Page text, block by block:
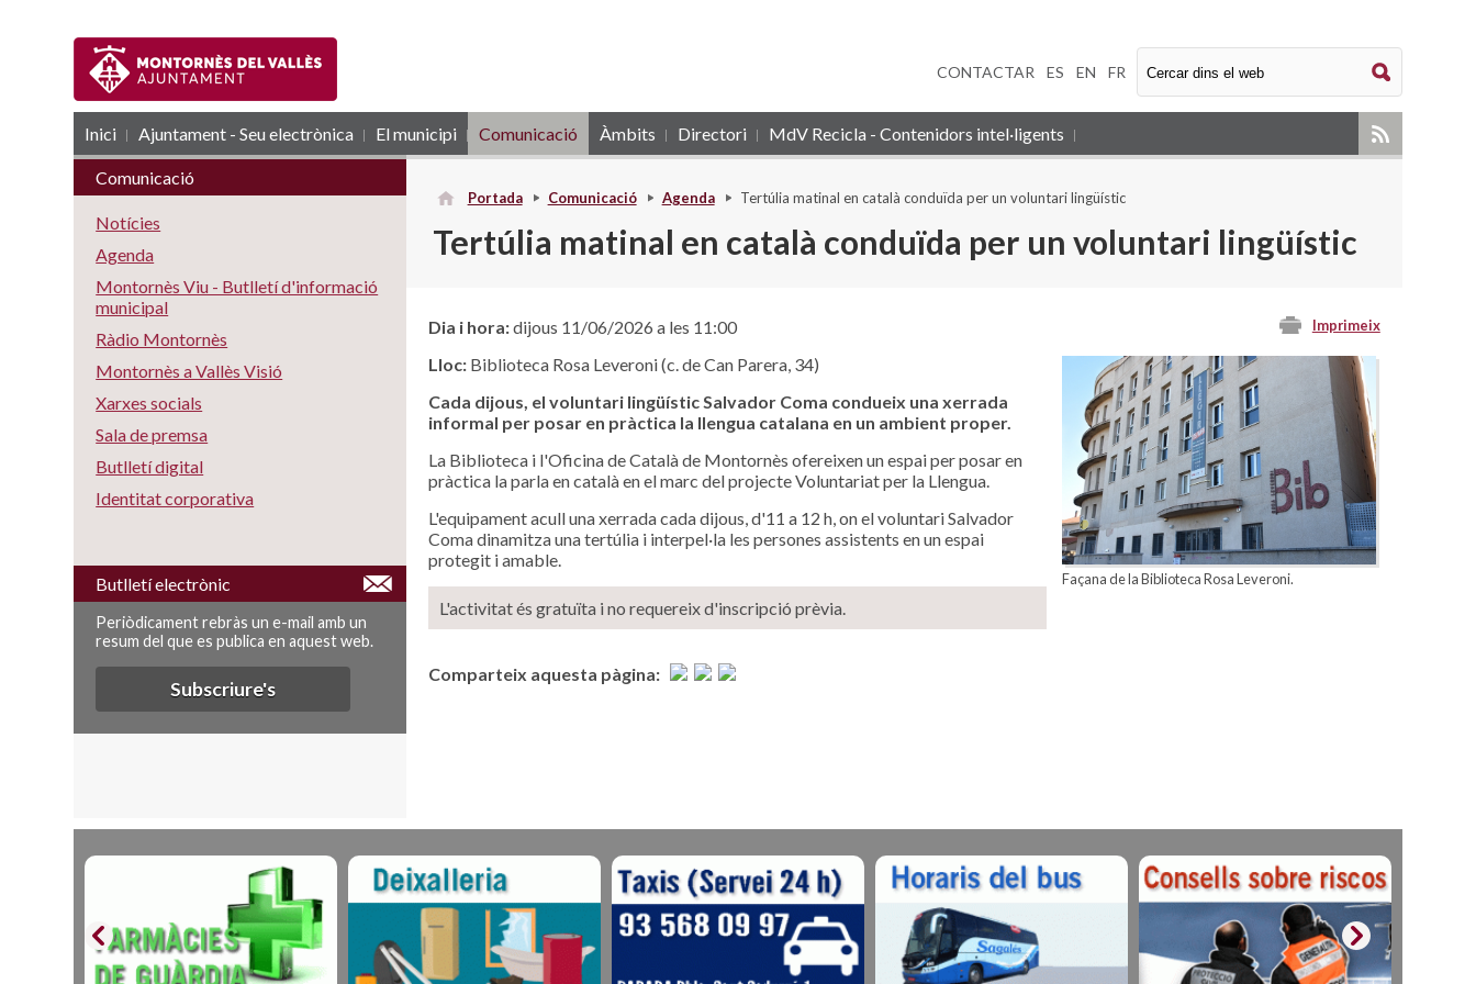
CONTACTAR ES EN FR
Inici Ajuntament - Seu electrònica El municipi Comunicació Àmbits Directori MdV Recicla - Contenidors intel·ligents
RSS
Portada Comunicació Agenda Tertúlia matinal en català conduïda per un voluntari lingüístic
Tertúlia matinal en català conduïda per un voluntari lingüístic
Imprimeix
Dia i hora:dijous 11/06/2026 a les 11:00
Lloc:Biblioteca Rosa Leveroni (c. de Can Parera, 34)
Cada dijous, el voluntari lingüístic Salvador Coma condueix una xerrada
informal per posar en pràctica la llengua catalana en un ambient proper.
La Biblioteca i l'Oficina de Català de Montornès ofereixen un espai per posar en
pràctica la parla en català en el marc del projecte Voluntariat per la Llengua.
L'equipament acull una xerrada cada dijous, d'11 a 12 h, on el voluntari Salvador
Coma dinamitza una tertúlia i interpel·la les persones assistents en un espai
protegit i amable.
L'activitat és gratuïta i no requereix d'inscripció prèvia.
Façana de la Biblioteca Rosa Leveroni.
Comparteix aquesta pàgina:
Comunicació
Notícies
Agenda
Montornès Viu - Butlletí d'informació
municipal
Ràdio Montornès
Montornès a Vallès Visió
Xarxes socials
Sala de premsa
Butlletí digital
Identitat corporativa
Butlletí electrònic
Periòdicament rebràs un e-mail amb un
resum del que es publica en aquest web.
Subscriure's